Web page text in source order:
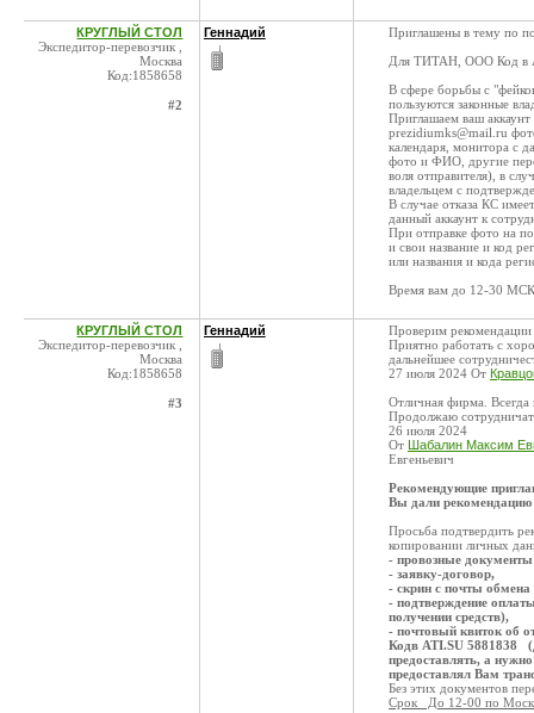
КРУГЛЫЙ СТОЛ
Экспедитор-перевозчик ,
Москва
Код:1858658
#2
Геннадий
Приглашены в тему по
Для ТИТАН, ООО Код в
В сфере борьбы с
пользуются законные
Приглашаем ваш
prezidiumks@mail.ru
календаря, монитора с
фото и ФИО, другие
воля отправителя), в
владельцем с
В случае отказа КС
данный аккаунт к
При отправке фото на
и свои название и код
или названия и кода
Время вам до 12-30
КРУГЛЫЙ СТОЛ
Экспедитор-перевозчик ,
Москва
Код:1858658
#3
Геннадий
Проверим рекомендации
Приятно работать с
дальнейшее
27 июля 2024 От
Отличная фирма. Всегда
Продолжаю
26 июля 2024
От Шабалин Максим
Евгеньевич
Рекомендующие
Вы дали
Просьба подтвердить
копировании личных
- провозные
- заявку-договор,
- скрин с почты
- подтверждение
получении средств),
- почтовый квиток об
Кодв ATI.SU 5881838
предоставлять, а
предоставлял Вам
Без этих документов
Срок До 12-00 по